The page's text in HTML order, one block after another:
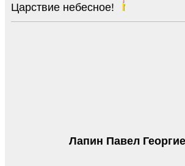
Царствие небесное!
Лапин Павел